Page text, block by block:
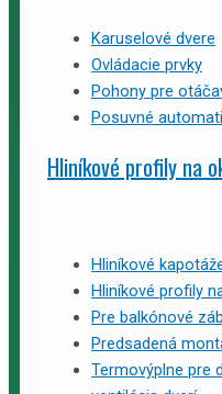
Karuselové dvere
Ovládacie prvky
Pohony pre
Posuvné
Hliníkové profily na
Hliníkové
Hliníkové profily
Pre balkónové
Predsadená
Termovýplne pre